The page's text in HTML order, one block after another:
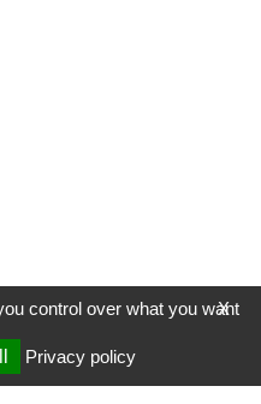
X
control over what you want
Privacy policy